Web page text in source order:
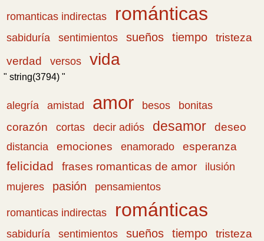
romanticas indirectas románticas
sabiduría sentimientos sueños tiempo
tristeza
verdad
versos vida
" string(3794) "
alegría amistad amor besos
bonitas
corazón
cortas decir adiós desamor deseo
distancia emociones enamorado esperanza
felicidad frases romanticas de amor
ilusión
mujeres
pasión pensamientos
romanticas indirectas románticas
sabiduría sentimientos sueños tiempo
tristeza